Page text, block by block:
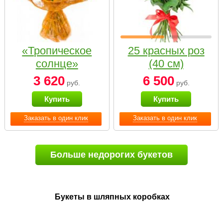
Заказать в один клик
«Тропическое
солнце»
3 620 руб.
Купить
Заказать в один клик
25 красных роз
(40 см)
6 500руб.
Купить
Больше недорогих букетов
Букеты в шляпных коробках